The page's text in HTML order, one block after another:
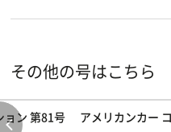
その他の号はこちら
ョン 第81号
アメリカンカー